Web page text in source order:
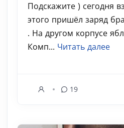
Подскажите ) сегодня
этого пришёл заряд
. На другом корпусе
Комп... Читать далее
19